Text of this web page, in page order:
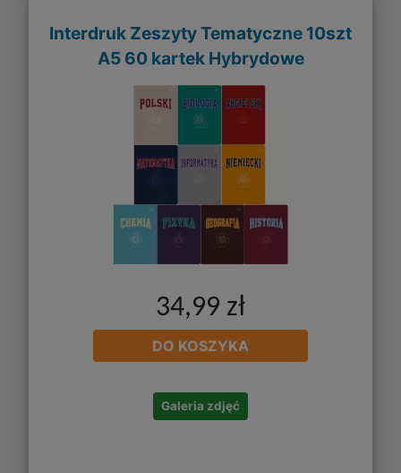
Interdruk Zeszyty Tematyczne 10szt
A5 60 kartek Hybrydowe
34,99 zł
DO KOSZYKA
Galeria zdjęć